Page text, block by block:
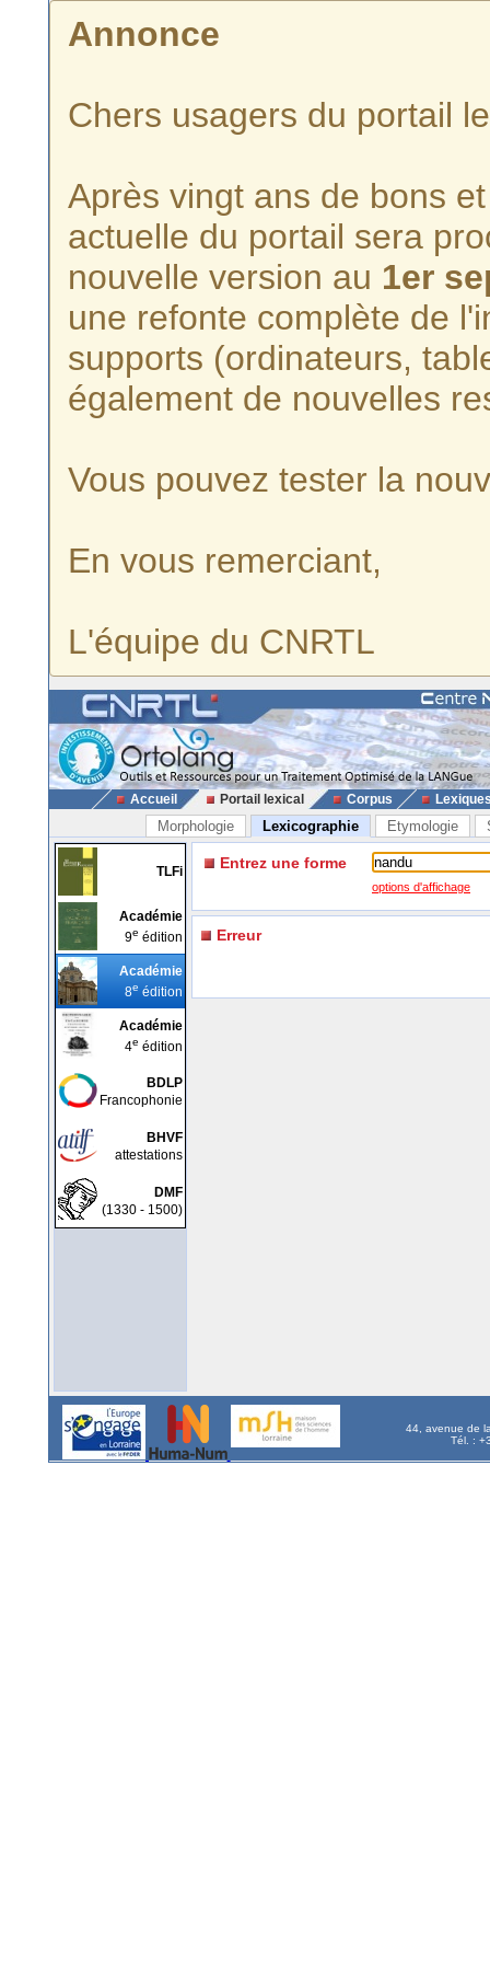
Annonce
Chers usagers du portail
Après vingt ans de bons
actuelle du portail sera
nouvelle version au 1er
une refonte complète de
supports (ordinateurs,
également de nouvelles
Vous pouvez tester la
En vous remerciant,
L'équipe du CNRTL
Accueil Portail lexical Corpus
Morphologie Lexicographie Etymologie
TLFi
Académie
9e édition
Académie
8e édition
Académie
4e édition
BDLP
Francophonie
BHVF
attestations
DMF
(1330 - 1500)
Entrez une forme
options d'affichage
Erreur
44, avenue de
Tél. :